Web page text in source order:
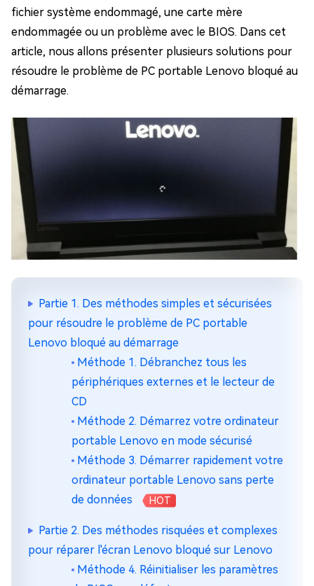
fichier système endommagé, une carte mère
endommagée ou un problème avec le BIOS. Dans cet
article, nous allons présenter plusieurs solutions pour
résoudre le problème de PC portable Lenovo bloqué au
démarrage.
Partie 1. Des méthodes simples et sécurisées
pour résoudre le problème de PC portable
Lenovo bloqué au démarrage
Méthode 1. Débranchez tous les
périphériques externes et le lecteur de
CD
Méthode 2. Démarrez votre ordinateur
portable Lenovo en mode sécurisé
Méthode 3. Démarrer rapidement votre
ordinateur portable Lenovo sans perte
de données
HOT
Partie 2. Des méthodes risquées et complexes
pour réparer l'écran Lenovo bloqué sur Lenovo
Méthode 4. Réinitialiser les paramètres